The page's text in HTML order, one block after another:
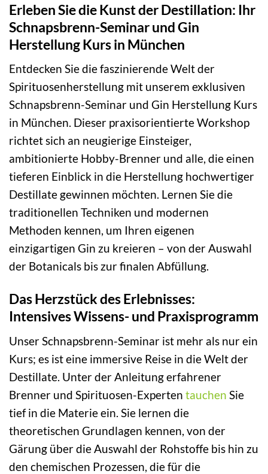
Erleben Sie die Kunst der Destillation: Ihr
Schnapsbrenn-Seminar und Gin
Herstellung Kurs in München
Entdecken Sie die faszinierende Welt der
Spirituosenherstellung mit unserem exklusiven
Schnapsbrenn-Seminar und Gin Herstellung Kurs
in München. Dieser praxisorientierte Workshop
richtet sich an neugierige Einsteiger,
ambitionierte Hobby-Brenner und alle, die einen
tieferen Einblick in die Herstellung hochwertiger
Destillate gewinnen möchten. Lernen Sie die
traditionellen Techniken und modernen
Methoden kennen, um Ihren eigenen
einzigartigen Gin zu kreieren – von der Auswahl
der Botanicals bis zur finalen Abfüllung.
Das Herzstück des Erlebnisses:
Intensives Wissens- und Praxisprogramm
Unser Schnapsbrenn-Seminar ist mehr als nur ein
Kurs; es ist eine immersive Reise in die Welt der
Destillate. Unter der Anleitung erfahrener
Brenner und Spirituosen-Experten tauchen Sie
tief in die Materie ein. Sie lernen die
theoretischen Grundlagen kennen, von der
Gärung über die Auswahl der Rohstoffe bis hin zu
den chemischen Prozessen, die für die